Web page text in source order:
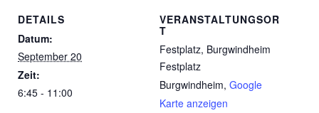
DETAILS
Datum:
September 20
Zeit:
6:45 - 11:00
VERANSTALTUNGSOR
T
Festplatz, Burgwindheim
Festplatz
Burgwindheim, Google
Karte anzeigen